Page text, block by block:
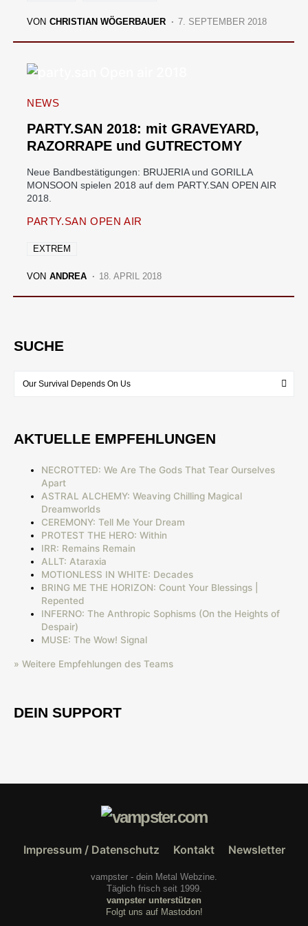
VON CHRISTIAN WÖGERBAUER 7. SEPTEMBER 2018
NEWS
PARTY.SAN 2018: mit GRAVEYARD,
RAZORRAPE und GUTRECTOMY
Neue Bandbestätigungen: BRUJERIA und GORILLA
MONSOON spielen 2018 auf dem PARTY.SAN OPEN AIR
2018.
PARTY.SAN OPEN AIR
EXTREM
VON ANDREA 18. APRIL 2018
SUCHE
AKTUELLE EMPFEHLUNGEN
NECROTTED: We Are The Gods That Tear Ourselves
Apart
ASTRAL ALCHEMY: Weaving Chilling Magical
Dreamworlds
CEREMONY: Tell Me Your Dream
PROTEST THE HERO: Within
IRR: Remains Remain
ALLT: Ataraxia
MOTIONLESS IN WHITE: Decades
BRING ME THE HORIZON: Count Your Blessings |
Repented
INFERNO: The Anthropic Sophisms (On the Heights of
Despair)
MUSE: The Wow! Signal
» Weitere Empfehlungen des Teams
DEIN SUPPORT
Impressum / Datenschutz Kontakt Newsletter
vampster - dein Metal Webzine.
Täglich frisch seit 1999.
vampster unterstützen
Folgt uns auf Mastodon!